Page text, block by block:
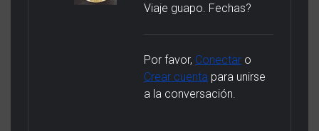
Viaje guapo. Fechas?
Por favor, Conectar o
Crear cuenta para unirse
a la conversación.